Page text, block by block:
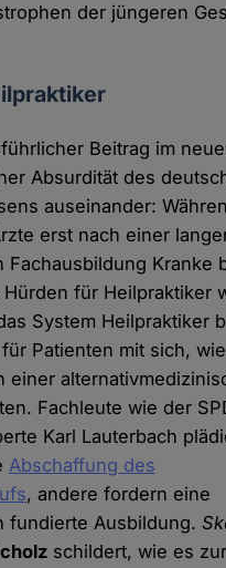
der jüngeren
Beitrag im
Absurdität des
auseinander:
erst nach einer
Fachausbildung Kranke
für Heilpraktiker
System Heilpraktiker
Patienten mit sich,
einer
Fachleute wie der
Karl Lauterbach
Abschaffung des
, andere fordern eine
fundierte Ausbildung.
schildert, wie es zur